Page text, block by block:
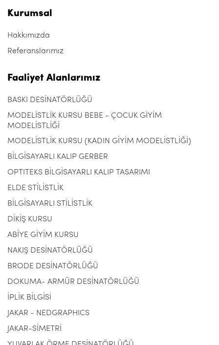
Kurumsal
Hakkımızda
Referanslarımız
Faaliyet Alanlarımız
BASKI DESİNATÖRLÜĞÜ
MODELİSTLİK KURSU BEBE - ÇOCUK GİYİM
MODELİSTLİĞİ
MODELİSTLİK KURSU (KADIN GİYİM MODELİSTLİĞİ)
BİLGİSAYARLI KALIP GERBER
OPTITEKS BİLGİSAYARLI KALIP TASARIMI
ELDE STİLİSTLİK
BİLGİSAYARLI STİLİSTLİK
DİKİŞ KURSU
ABİYE GİYİM KURSU
NAKIŞ DESİNATÖRLÜĞÜ
BRODE DESİNATÖRLÜĞÜ
DOKUMA- ARMÜR DESİNATÖRLÜĞÜ
İPLİK BİLGİSİ
JAKAR - NEDGRAPHICS
JAKAR-SİMETRİ